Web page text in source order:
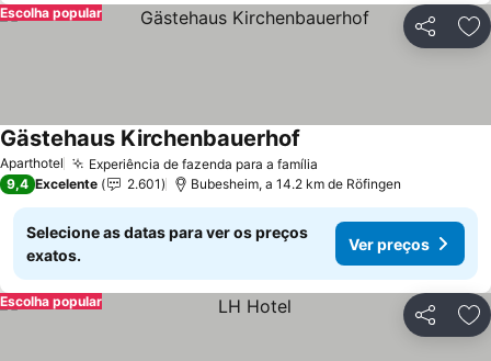
Partilhar
Escolha popular
Aparthotel Experiência de fazenda para a família
Gästehaus Kirchenbauerhof
9,4 Excelente 2.601 Bubesheim, a 14.2 km de Röfingen
Selecione as datas para ver os preços
exatos.
Ver preços
Partilhar
Escolha popular